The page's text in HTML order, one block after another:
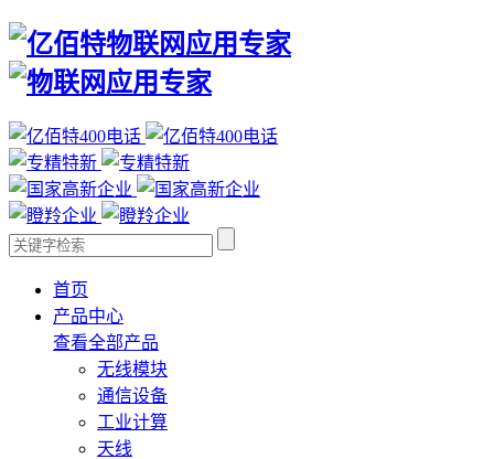
首页
产品中心
查看全部产品
无线模块
通信设备
工业计算
天线